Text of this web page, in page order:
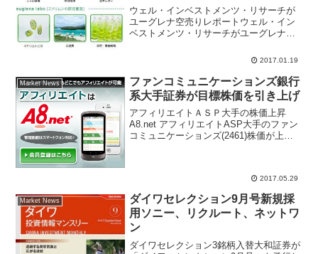
ウェル・インベストメンツ・リサーチが
ユーグレナ空売りレポートウェル・イン
ベストメンツ・リサーチがユーグレナ
トを発行したと市場関係者の間で話題に
なっている。１２月にＳＭＣ(6273)の空
売りレポートが...
2017.01.19
Market News
ファンコミュニケーションズ銀行
系大手証券が目標株価を引き上げ
アフィリエイトＡＳＰ大手の株価上昇
A8.net アフィリエイトASP大手のファン
コミュニケーションズ(2461)株価が上昇
2017.05.29
Market News
ダイワセレクション9月号新規採
用ソニー、リクルート、ネットワ
ン
ダイワセレクション3銘柄入替大和証券が